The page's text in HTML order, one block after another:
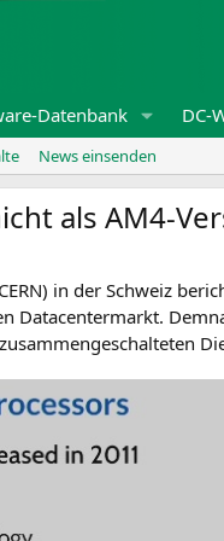
Datenbank DC-
News einsenden
als AM4-
CERN) in der Schweiz
Dat­a­cen­ter­markt.